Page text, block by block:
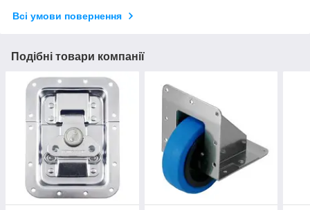
Всі умови повернення
Подібні товари компанії